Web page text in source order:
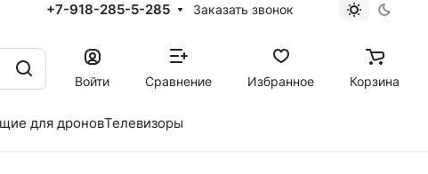
+7-918-285-5-285 Заказать звонок
Войти
Сравнение Избранное Корзина
для дроновТелевизоры